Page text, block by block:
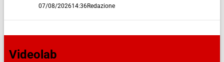
07/08/202614:36Redazione
Videolab